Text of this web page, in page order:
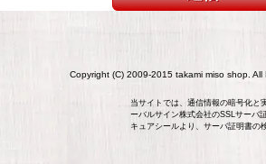
Copyright (C) 2009-2015 takami miso shop. All
当サイトでは、通信情報の暗号化と
ーバルサイン株式会社のSSLサーバ
キュアシールより、サーバ証明書の